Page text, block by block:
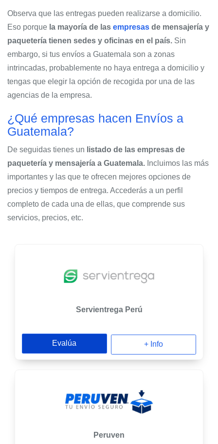
Observa que las entregas pueden realizarse a domicilio.
Eso porque la mayoría de las empresas de mensajería y
paquetería tienen sedes y oficinas en el país. Sin
embargo, si tus envíos a Guatemala son a zonas
intrincadas, probablemente no haya entrega a domicilio y
tengas que elegir la opción de recogida por una de las
agencias de la empresa.
¿Qué empresas hacen Envíos a
Guatemala?
De seguidas tienes un listado de las empresas de
paquetería y mensajería a Guatemala. Incluimos las más
importantes y las que te ofrecen mejores opciones de
precios y tiempos de entrega. Accederás a un perfil
completo de cada una de ellas, que comprende sus
servicios, precios, etc.
Servientrega Perú
Evalúa + Info
Peruven